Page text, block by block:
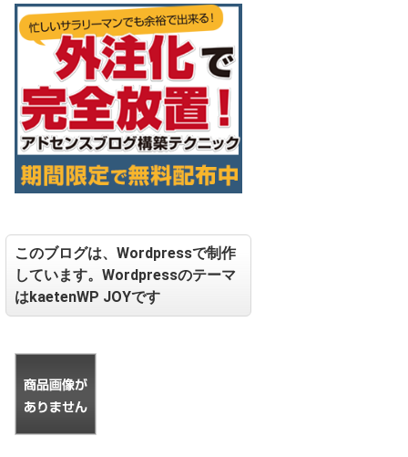
このブログは、Wordpressで制作
しています。Wordpressのテーマ
はkaetenWP JOYです